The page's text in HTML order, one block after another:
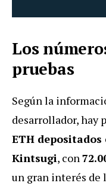
Los
pruebas
Según la
desarrollador, hay
ETH depositados
Kintsugi, con
un gran interés de